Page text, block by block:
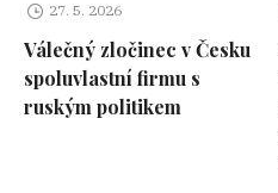
27. 5. 2026
Válečný zločinec v Česku
spoluvlastní firmu s
ruským politikem